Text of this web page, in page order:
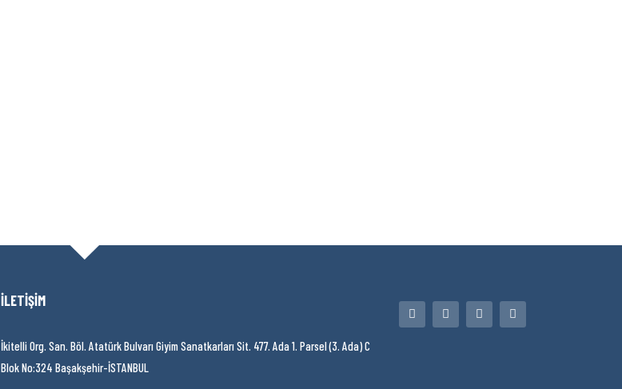
İLETİŞİM
İkitelli Org. San. Böl. Atatürk Bulvarı Giyim Sanatkarları Sit. 477. Ada 1. Parsel (3. Ada) C
Blok No:324 Başakşehir-İSTANBUL